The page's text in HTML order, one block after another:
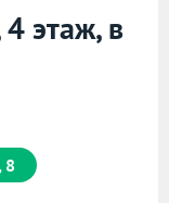
этаж, в
8